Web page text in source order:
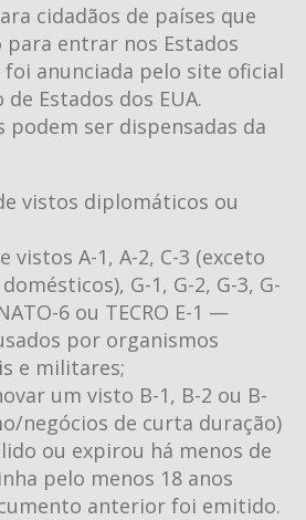
cidadãos de países que
entrar nos Estados
foi anunciada pelo site oficial
Estados dos EUA.
podem ser dispensadas da
vistos diplomáticos ou
vistos A-1, A-2, C-3 (exceto
G-1, G-2, G-3, G-
6 ou TECRO E-1 —
por organismos
e militares;
um visto B-1, B-2 ou B-
negócios de curta duração)
ou expirou há menos de
pelo menos 18 anos
anterior foi emitido.